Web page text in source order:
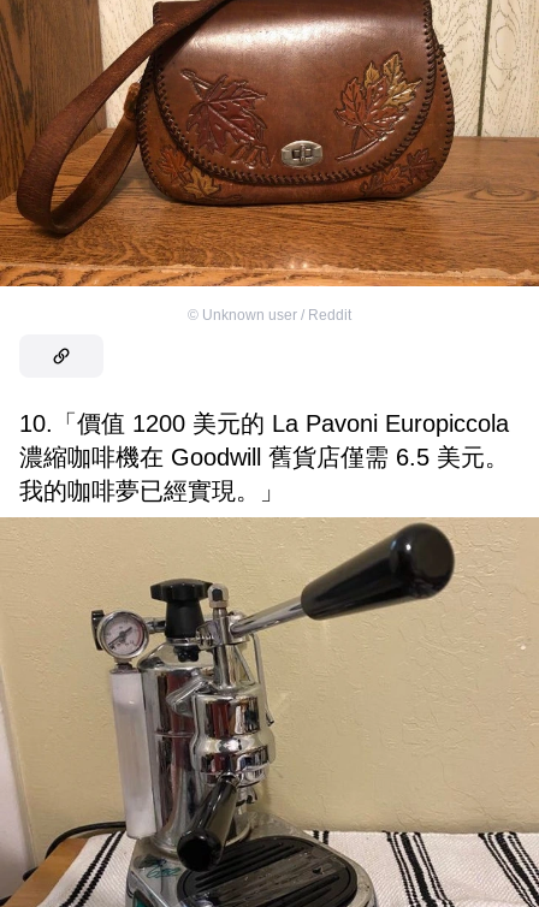
© Unknown user / Reddit
10.「價值 1200 美元的 La Pavoni Europiccola
濃縮咖啡機在 Goodwill 舊貨店僅需 6.5 美元。
我的咖啡夢已經實現。」